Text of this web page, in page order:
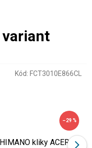
–29 %
kliky ACERA
Kód: FCT3010E866CL